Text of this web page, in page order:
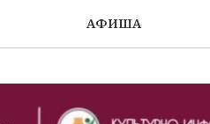
АФИША